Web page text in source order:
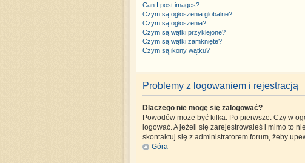
Can I post images?
Czym są ogłoszenia globalne?
Czym są ogłoszenia?
Czym są wątki przyklejone?
Czym są wątki zamknięte?
Czym są ikony wątku?
Problemy z logowaniem i rejestracją
Dlaczego nie mogę się zalogować?
Powodów może być kilka. Po pierwsze: Czy w
logować. A jeżeli się zarejestrowałeś i mimo to
skontaktuj się z administratorem forum, żeby
Góra